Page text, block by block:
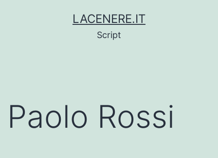
LACENERE.IT
Script
Paolo Rossi